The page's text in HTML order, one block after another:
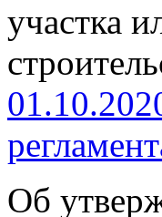
участка
Об